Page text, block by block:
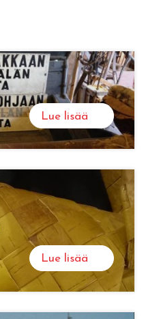
Lue lisää
Lue lisää